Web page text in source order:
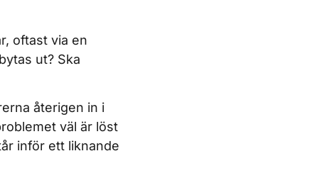
oftast via en
ut? Ska
återigen in i
väl är löst
inför ett liknande